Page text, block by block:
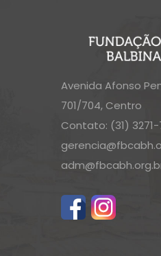
Avenida Afonso
701/704, Centro
Contato: (31) 3271-